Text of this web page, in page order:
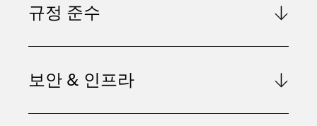
규정 준수
보안 & 인프라